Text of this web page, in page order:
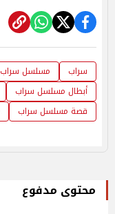
سراب مسلسل سراب
أبطال مسلسل سراب
قصة مسلسل سراب
محتوى مدفوع